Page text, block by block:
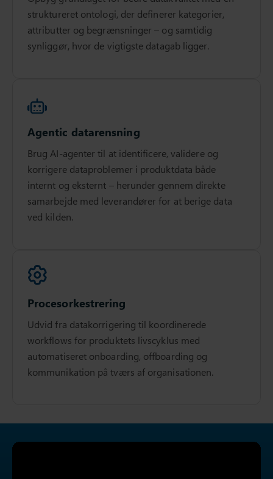
struktureret ontologi, der definerer kategorier,
attributter og begrænsninger – og samtidig
synliggør, hvor de vigtigste datagab ligger.
Agentic datarensning
Brug AI-agenter til at identificere, validere og
korrigere dataproblemer i produktdata både
internt og eksternt – herunder gennem direkte
samarbejde med leverandører for at berige data
ved kilden.
Procesorkestrering
Udvid fra datakorrigering til koordinerede
workflows for produktets livscyklus med
automatiseret onboarding, offboarding og
kommunikation på tværs af organisationen.